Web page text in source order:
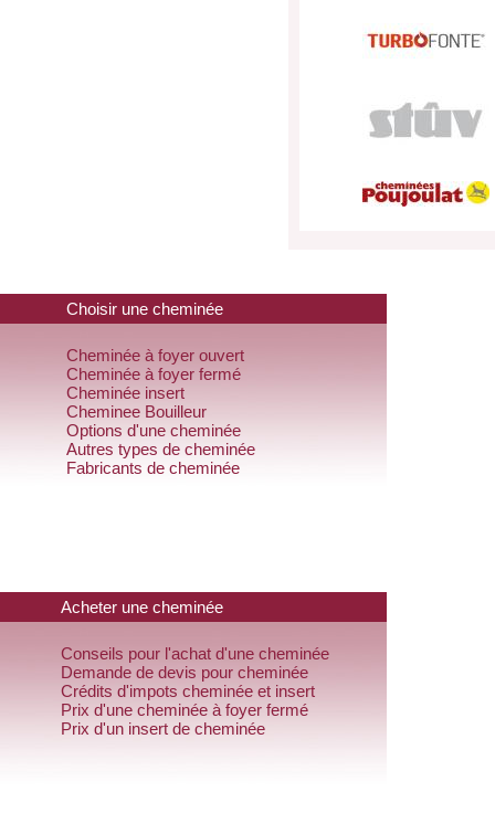
Choisir une cheminée
Cheminée à foyer ouvert
Cheminée à foyer fermé
Cheminée insert
Cheminee Bouilleur
Options d'une cheminée
Autres types de cheminée
Fabricants de cheminée
Acheter une cheminée
Conseils pour l'achat d'une cheminée
Demande de devis pour cheminée
Crédits d'impots cheminée et insert
Prix d'une cheminée à foyer fermé
Prix d'un insert de cheminée